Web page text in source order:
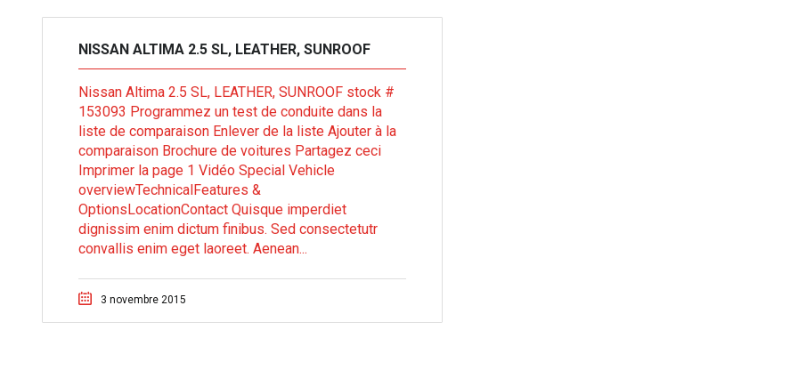
NISSAN ALTIMA 2.5 SL, LEATHER, SUNROOF
Nissan Altima 2.5 SL, LEATHER, SUNROOF stock #
153093 Programmez un test de conduite dans la
liste de comparaison Enlever de la liste Ajouter à la
comparaison Brochure de voitures Partagez ceci
Imprimer la page 1 Vidéo Special Vehicle
overviewTechnicalFeatures &
OptionsLocationContact Quisque imperdiet
dignissim enim dictum finibus. Sed consectetutr
convallis enim eget laoreet. Aenean...
3 novembre 2015